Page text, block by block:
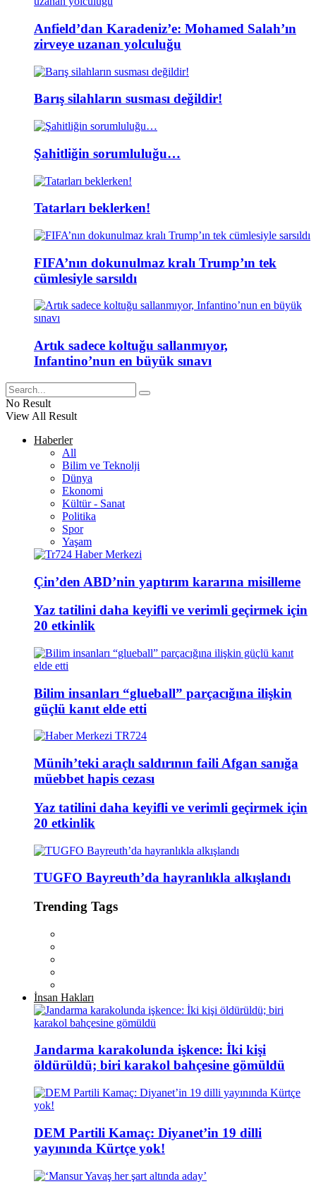
Anfield’dan Karadeniz’e: Mohamed Salah’ın
zirveye uzanan yolculuğu
Barış silahların susması değildir!
Şahitliğin sorumluluğu…
Tatarları beklerken!
FIFA’nın dokunulmaz kralı Trump’ın tek
cümlesiyle sarsıldı
Artık sadece koltuğu sallanmıyor,
Infantino’nun en büyük sınavı
No Result
View All Result
Haberler
All
Bilim ve Teknolji
Dünya
Ekonomi
Kültür - Sanat
Politika
Spor
Yaşam
Çin’den ABD’nin yaptırım kararına misilleme
Yaz tatilini daha keyifli ve verimli geçirmek için
20 etkinlik
Bilim insanları “glueball” parçacığına ilişkin
güçlü kanıt elde etti
Münih’teki araçlı saldırının faili Afgan sanığa
müebbet hapis cezası
Yaz tatilini daha keyifli ve verimli geçirmek için
20 etkinlik
TUGFO Bayreuth’da hayranlıkla alkışlandı
Trending Tags
İnsan Hakları
Jandarma karakolunda işkence: İki kişi
öldürüldü; biri karakol bahçesine gömüldü
DEM Partili Kamaç: Diyanet’in 19 dilli
yayınında Kürtçe yok!